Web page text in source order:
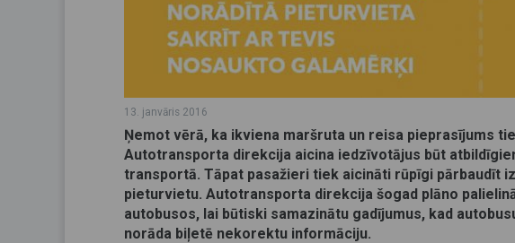
13. janvāris 2016
Ņemot vērā, ka ikviena maršruta un reisa pieprasījums
Autotransporta direkcija aicina iedzīvotājus būt
transportā. Tāpat pasažieri tiek aicināti rūpīgi pārbaudīt
pieturvietu. Autotransporta direkcija šogad plāno
autobusos, lai būtiski samazinātu gadījumus, kad
norāda biļetē nekorektu informāciju.